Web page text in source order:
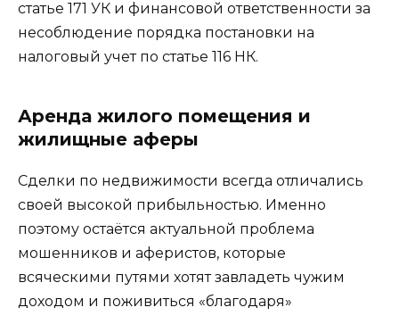
статье 171 УК и финансовой ответственности за
несоблюдение порядка постановки на
налоговый учет по статье 116 НК.
Аренда жилого помещения и
жилищные аферы
Сделки по недвижимости всегда отличались
своей высокой прибыльностью. Именно
поэтому остаётся актуальной проблема
мошенников и аферистов, которые
всяческими путями хотят завладеть чужим
доходом и поживиться «благодаря»